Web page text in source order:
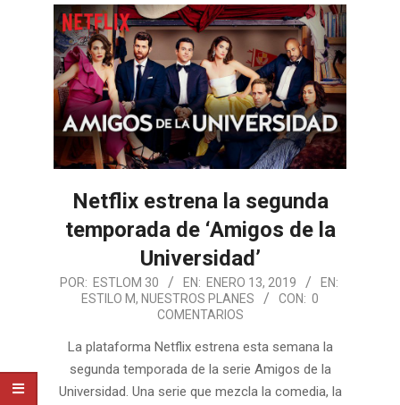
Netflix estrena la segunda
temporada de ‘Amigos de la
Universidad’
2019-
POR: ESTLOM 30 EN: ENERO 13, 2019
EN:
ESTILO M, NUESTROS PLANES CON: 0
COMENTARIOS
La plataforma Netflix estrena esta semana la
segunda temporada de la serie Amigos de la
Universidad. Una serie que mezcla la comedia, la